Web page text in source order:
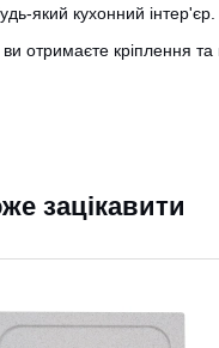
який кухонний інтер'єр.
отримаєте кріплення та
зацікавити
CANCEL